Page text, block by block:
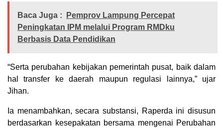
Baca Juga :
Pemprov Lampung Percepat
Peningkatan IPM melalui Program RMDku
Berbasis Data Pendidikan
“Serta perubahan kebijakan pemerintah pusat, baik dalam
hal transfer ke daerah maupun regulasi lainnya,” ujar
Jihan.
Ia menambahkan, secara substansi, Raperda ini disusun
berdasarkan kesepakatan bersama mengenai Perubahan